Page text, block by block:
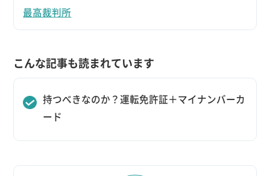
最高裁判所
こんな記事も読まれています
持つべきなのか？運転免許証＋マイナンバーカ
ード